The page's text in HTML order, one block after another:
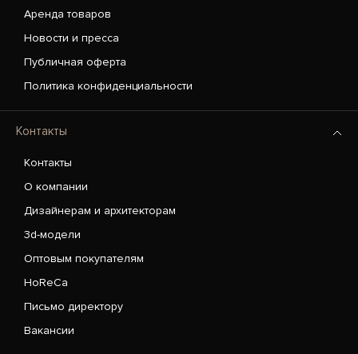
Аренда товаров
Новости и пресса
Публичная оферта
Политика конфиденциальности
Контакты
Контакты
О компании
Дизайнерам и архитекторам
3d-модели
Оптовым покупателям
HoReCa
Письмо директору
Вакансии